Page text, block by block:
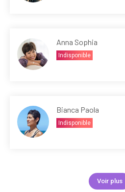
Anna Sophia
Indisponible
Bianca Paola
Indisponible
Voir plus